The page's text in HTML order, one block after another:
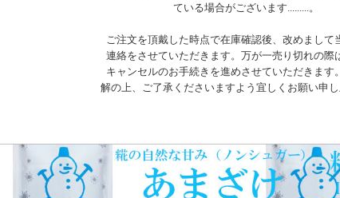
ている場合がございます.........。
ご注文を頂戴した時点で在庫確認後、改めまして
連絡をさせていただきます。万が一売り切れの際
キャンセルのお手続きを進めさせていただきます
解の上、ご了承くださいますよう宜しくお願い申し